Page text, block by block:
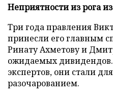
Неприятности из рога
Три года правления
принесли его главным
Ринату Ахметову и
ожидаемых
экспертов, они стали
разочарованием.